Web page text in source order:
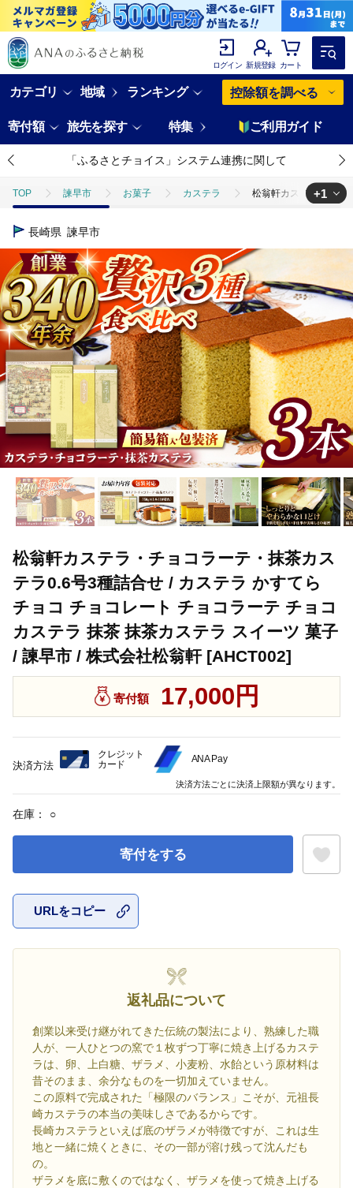
ログイン 新規登録 カート
カテゴリ 地域 ランキング 控除額を調べる
寄付額 旅先を探す 特集 ご利用ガイド
「ふるさとチョイス」システム連携に関して
TOP 諫早市 お菓子 カステラ 松翁軒カステラ・チョ
TOP
+1
長崎県 諫早市
松翁軒カステラ・チョコラーテ・抹茶カス
テラ0.6号3種詰合せ / カステラ かすてら
チョコ チョコレート チョコラーテ チョコ
カステラ 抹茶 抹茶カステラ スイーツ 菓子
/ 諫早市 / 株式会社松翁軒 [AHCT002]
寄付額 17,000円
在庫： ○
寄付をする
URLをコピー
返礼品について
創業以来受け継がれてきた伝統の製法により、熟練した職
人が、一人ひとつの窯で１枚ずつ丁寧に焼き上げるカステ
ラは、卵、上白糖、ザラメ、小麦粉、水飴という原材料は
昔そのまま、余分なものを一切加えていません。
この原料で完成された「極限のバランス」こそが、元祖長
崎カステラの本当の美味しさであるからです。
長崎カステラといえば底のザラメが特徴ですが、これは生
地と一緒に焼くときに、その一部が溶け残って沈んだも
の。
ザラメを底に敷くのではなく、ザラメを使って焼き上げる
決済方法
クレジット
カード
ANA Pay
決済方法ごとに決済上限額が異なります。